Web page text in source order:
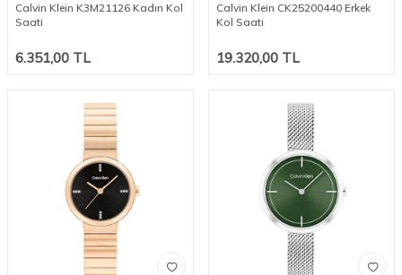
Calvin Klein K3M21126 Kadın Kol
Saati
6.351,00 TL
Calvin Klein CK25200440 Erkek
Kol Saati
19.320,00 TL